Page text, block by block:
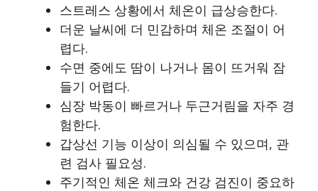
스트레스 상황에서 체온이 급상승한다.
더운 날씨에 더 민감하며 체온 조절이 어
렵다.
수면 중에도 땀이 나거나 몸이 뜨거워 잠
들기 어렵다.
심장 박동이 빠르거나 두근거림을 자주 경
험한다.
갑상선 기능 이상이 의심될 수 있으며, 관
련 검사 필요성.
주기적인 체온 체크와 건강 검진이 중요하